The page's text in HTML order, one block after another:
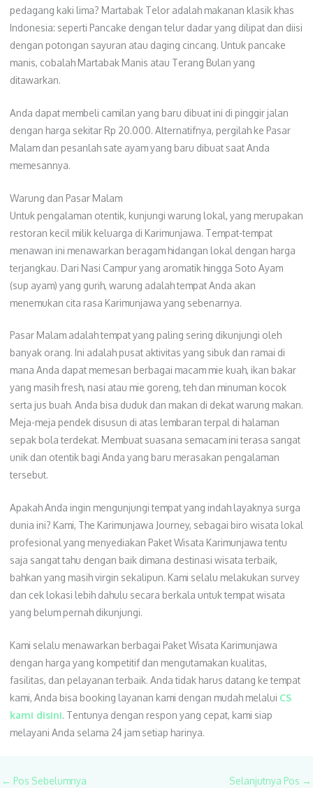
pedagang kaki lima? Martabak Telor adalah makanan klasik khas
Indonesia: seperti Pancake dengan telur dadar yang dilipat dan diisi
dengan potongan sayuran atau daging cincang. Untuk pancake
manis, cobalah Martabak Manis atau Terang Bulan yang
ditawarkan.
Anda dapat membeli camilan yang baru dibuat ini di pinggir jalan
dengan harga sekitar Rp 20.000. Alternatifnya, pergilah ke Pasar
Malam dan pesanlah sate ayam yang baru dibuat saat Anda
memesannya.
Warung dan Pasar Malam
Untuk pengalaman otentik, kunjungi warung lokal, yang merupakan
restoran kecil milik keluarga di Karimunjawa. Tempat-tempat
menawan ini menawarkan beragam hidangan lokal dengan harga
terjangkau. Dari Nasi Campur yang aromatik hingga Soto Ayam
(sup ayam) yang gurih, warung adalah tempat Anda akan
menemukan cita rasa Karimunjawa yang sebenarnya.
Pasar Malam adalah tempat yang paling sering dikunjungi oleh
banyak orang. Ini adalah pusat aktivitas yang sibuk dan ramai di
mana Anda dapat memesan berbagai macam mie kuah, ikan bakar
yang masih fresh, nasi atau mie goreng, teh dan minuman kocok
serta jus buah. Anda bisa duduk dan makan di dekat warung makan.
Meja-meja pendek disusun di atas lembaran terpal di halaman
sepak bola terdekat. Membuat suasana semacam ini terasa sangat
unik dan otentik bagi Anda yang baru merasakan pengalaman
tersebut.
Apakah Anda ingin mengunjungi tempat yang indah layaknya surga
dunia ini? Kami, The Karimunjawa Journey, sebagai biro wisata lokal
profesional yang menyediakan Paket Wisata Karimunjawa tentu
saja sangat tahu dengan baik dimana destinasi wisata terbaik,
bahkan yang masih virgin sekalipun. Kami selalu melakukan survey
dan cek lokasi lebih dahulu secara berkala untuk tempat wisata
yang belum pernah dikunjungi.
Kami selalu menawarkan berbagai Paket Wisata Karimunjawa
dengan harga yang kompetitif dan mengutamakan kualitas,
fasilitas, dan pelayanan terbaik. Anda tidak harus datang ke tempat
kami, Anda bisa booking layanan kami dengan mudah melalui CS
kami disini. Tentunya dengan respon yang cepat, kami siap
melayani Anda selama 24 jam setiap harinya.
← Pos Sebelumnya Selanjutnya Pos →